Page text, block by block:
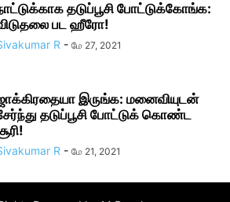
தடுப்பூசி போட்டுக்கோங்க:
பட ஹீரோ!
R - மே 27, 2021
இருங்க: மனைவியுடன்
தடுப்பூசி போட்டுக் கொண்ட
R - மே 21, 2021